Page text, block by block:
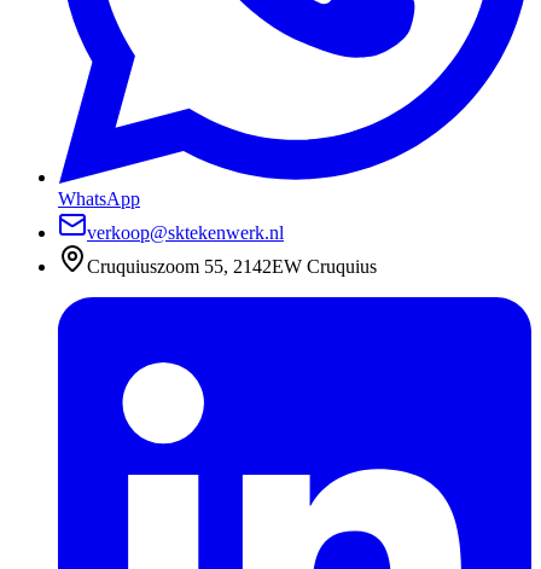
WhatsApp
verkoop@sktekenwerk.nl
Cruquiuszoom 55, 2142EW Cruquius